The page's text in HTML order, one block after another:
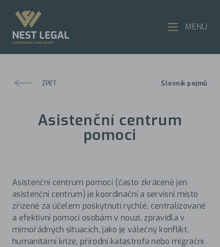
ZPĚT Slovník pojmů
Asistenční centrum
pomoci
Asistenční centrum pomoci (často zkráceně jen
asistenční centrum) je koordinační a servisní místo
zřízené za účelem poskytnutí rychlé, centralizované
a efektivní pomoci osobám v nouzi, zpravidla v
mimořádných situacích, jako je válečný konflikt,
humanitární krize, přírodní katastrofa nebo migrační
MENU